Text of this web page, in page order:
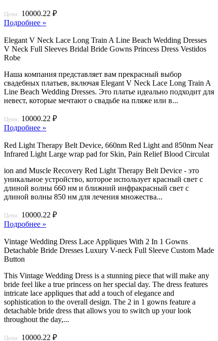
Цена: 10000.22 ₽
Подробнее »
Elegant V Neck Lace Long Train A Line Beach Wedding Dresses
V Neck Full Sleeves Bridal Bride Gowns Princess Dress Vestidos
Robe
Наша компания представляет вам прекрасный выбор
свадебных платьев, включая Elegant V Neck Lace Long Train A
Line Beach Wedding Dresses. Это платье идеально подходит для
невест, которые мечтают о свадьбе на пляже или в...
Цена: 10000.22 ₽
Подробнее »
Red Light Therapy Belt Device, 660nm Red Light and 850nm Near
Infrared Light Large wrap pad for Skin, Pain Relief Blood Circulat
ion and Muscle Recovery Red Light Therapy Belt Device - это
уникальное устройство, которое использует красный свет с
длиной волны 660 нм и ближний инфракрасный свет с
длиной волны 850 нм для лечения множества...
Цена: 10000.22 ₽
Подробнее »
Vintage Wedding Dress Lace Appliques With 2 In 1 Gowns
Detachable Bride Dresses Luxury V-neck Full Sleeve Custom Made
Button
This Vintage Wedding Dress is a stunning piece that will make any
bride feel like a true princess on her special day. The dress features
intricate lace appliques that add a touch of elegance and
sophistication to the overall design. The 2 in 1 gowns feature a
detachable bride dress that allows you to switch up your look
throughout the day,...
Цена: 10000.22 ₽